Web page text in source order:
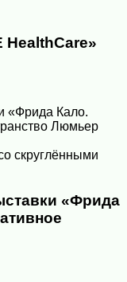
HealthCare»
скруглёнными
«Фрида